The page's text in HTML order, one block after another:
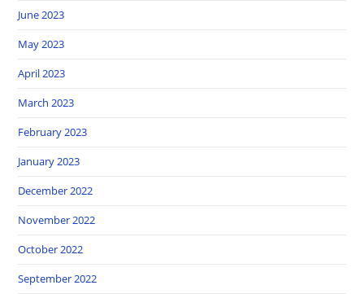
June 2023
May 2023
April 2023
March 2023
February 2023
January 2023
December 2022
November 2022
October 2022
September 2022